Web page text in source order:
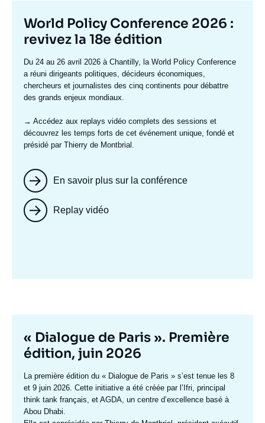
Titre
mis
en
avant
World Policy Conference 2026 :
revivez la 18e édition
Texte
accroche
Du 24 au 26 avril 2026 à Chantilly, la World Policy Conference
a réuni dirigeants politiques, décideurs économiques,
chercheurs et journalistes des cinq continents pour débattre
des grands enjeux mondiaux.
→ Accédez aux replays vidéo complets des sessions et
découvrez les temps forts de cet événement unique, fondé et
présidé par Thierry de Montbrial.
En savoir plus sur la conférence
Replay vidéo
Titre
mis
en
avant
« Dialogue de Paris ». Première
édition, juin 2026
Texte
accroche
La première édition du « Dialogue de Paris » s’est tenue les 8
et 9 juin 2026. Cette initiative a été créée par l’Ifri, principal
think tank français, et AGDA, un centre d’excellence basé à
Abou Dhabi.